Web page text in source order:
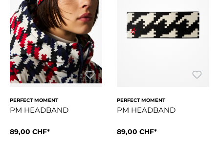
PERFECT MOMENT
PM HEADBAND
Das Perfect Moment Stirnband aus Wolle mit Stretchanteil
89,00 CHF*
PERFECT MOMENT
PM HEADBAND
Das Perfect Moment
89,00 CHF*